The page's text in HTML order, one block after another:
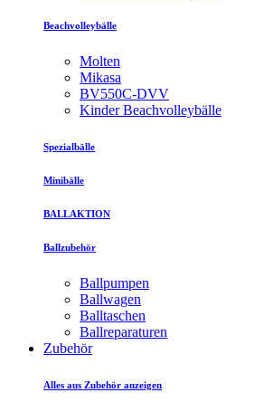
Beachvolleybälle
Molten
Mikasa
BV550C-DVV
Kinder Beachvolleybälle
Spezialbälle
Minibälle
BALLAKTION
Ballzubehör
Ballpumpen
Ballwagen
Balltaschen
Ballreparaturen
Zubehör
Alles aus Zubehör anzeigen